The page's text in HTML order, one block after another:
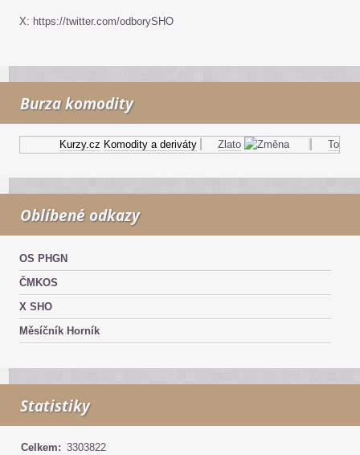
X: https://twitter.com/odborySHO
Burza komodity
Kurzy.cz Komodity a deriváty Zlato Topný
Oblíbené odkazy
OS PHGN
ČMKOS
X SHO
Měsíčník Horník
Statistiky
Celkem: 3303822